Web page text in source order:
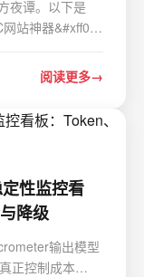
夜谭。以下是
站神器&#xff0c;
论文。 一、全
流程王者&#xff1a;一站式搞定论文全链路 这类工具…
阅读更多
性监控看
降级
输出模型
正控制成本